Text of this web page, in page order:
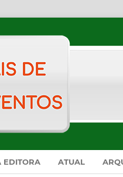
EDITORA ATUAL